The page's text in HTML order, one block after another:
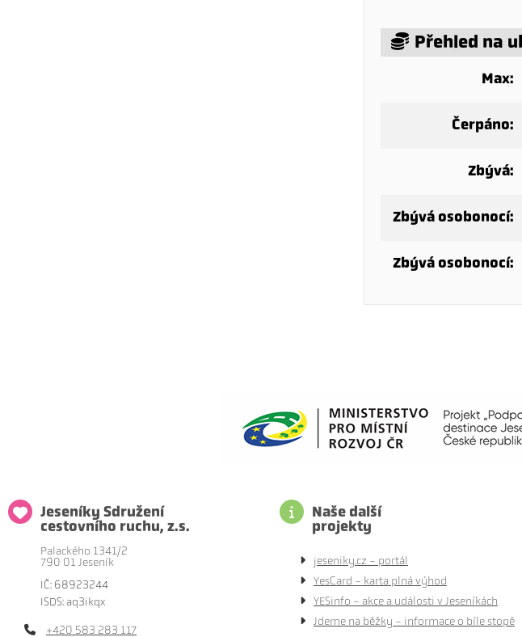
Přehled na
Max:
Čerpáno:
Zbývá:
Zbývá osobonocí:
Zbývá osobonocí:
Jeseníky Sdružení
cestovního ruchu, z.s.
Palackého 1341/2
790 01 Jeseník
IČ: 68923244
ISDS: aq3ikqx
+420 583 283 117
Naše další
projekty
jeseniky.cz - portál
YesCard - karta plná výhod
YESinfo - akce a události v Jeseníkách
Jdeme na běžky - informace o bíle stopě